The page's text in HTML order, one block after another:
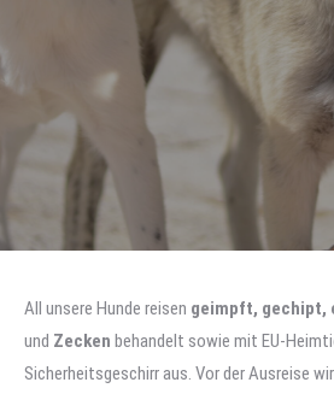
All unsere Hunde reisen geimpft, gechipt,
und Zecken behandelt sowie mit EU-
Sicherheitsgeschirr aus. Vor der Ausreise